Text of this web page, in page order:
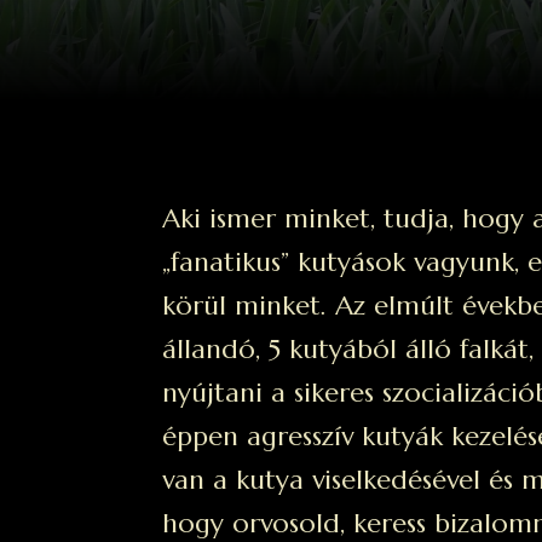
Aki ismer minket, tudja, hogy
„fanatikus” kutyások
körül minket. Az elmúlt
állandó, 5 kutyából álló
nyújtani a sikeres
éppen agresszív kutyák
van a kutya viselkedésével és
hogy orvosold, keress